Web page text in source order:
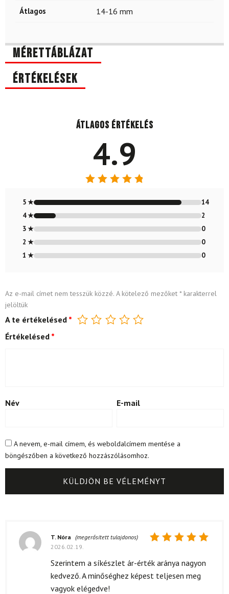
Átlagos 14-16 mm
Mérettáblázat
Értékelések
Átlagos értékelés
4.9
4.88/ 5
5 ★
14
4 ★
2
3 ★
0
2 ★
0
1 ★
0
Az e-mail címet nem tesszük közzé. A kötelező mezőket *karakterrel
jelöltük
A te értékelésed *
Értékelésed *
Név E-mail
A nevem, e-mail címem, és weboldalcímem mentése a
böngészőben a következő hozzászólásomhoz.
5 / 5
T. Nóra (megerősített tulajdonos)
2026.02.19.
Szerintem a síkészlet ár-érték aránya nagyon
kedvező. A minőséghez képest teljesen meg
vagyok elégedve!